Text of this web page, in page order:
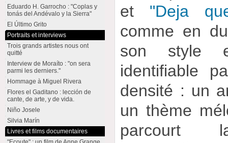
et "Deja
comme en
son style
identifiable
densité : un
un thème
parcourt
Eduardo H. Garrocho : "Coplas y
tonás del Andévalo y la Sierra"
El Último Grito
Portraits et interviews
Trois grands artistes nous ont
quitté
Interview de Moraíto : "on sera
parmi les derniers."
Hommage à Miguel Rivera
Flores el Gaditano : lección de
cante, de arte, y de vida.
Niño Josele
Silvia Marín
Livres et films documentaires